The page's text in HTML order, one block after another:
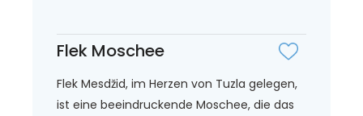
Flek Moschee
Flek Mesdžid, im Herzen von Tuzla gelegen,
ist eine beeindruckende Moschee, die das